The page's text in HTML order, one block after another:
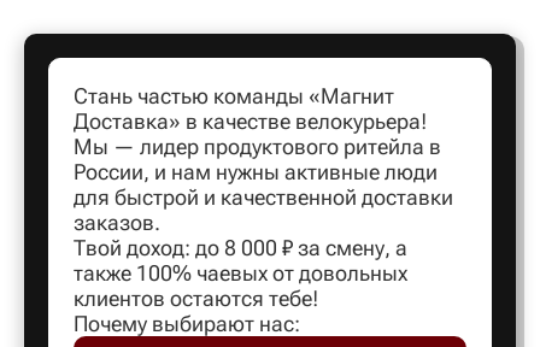
Артем
Стань частью команды «Магнит
Доставка» в качестве велокурьера!
Мы — лидер продуктового ритейла в
России, и нам нужны активные люди
для быстрой и качественной доставки
заказов.
Твой доход: до 8 000 ₽ за смену, а
также 100% чаевых от довольных
клиентов остаются тебе!
Почему выбирают нас: